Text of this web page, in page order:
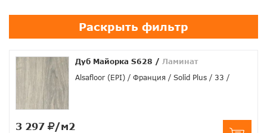
Раскрыть фильтр
Дуб Майорка S628 / Ламинат
Alsafloor (EPI)
Франция Solid Plus 33
3 297 /м2